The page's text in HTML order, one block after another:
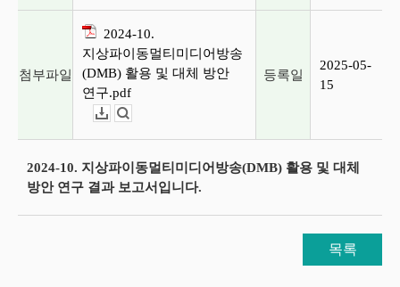
첨부파일
2024-10.
지상파이동멀티미디어방송
(DMB) 활용 및 대체 방안
연구.pdf
등록일
2025-05-
15
2024-10. 지상파이동멀티미디어방송(DMB) 활용 및 대체
방안 연구 결과 보고서입니다.
목록